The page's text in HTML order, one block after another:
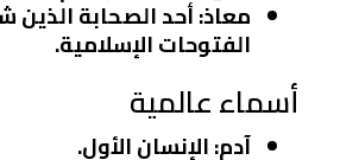
معاذ: أحد الصحابة الذين
الفتوحات الإسلامية.
أسماء عالمية
آدم: الإنسان الأول.